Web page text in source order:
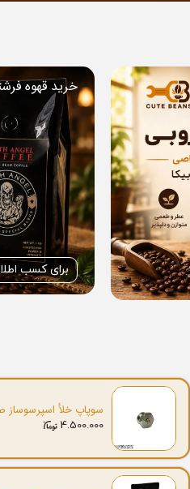
خرید قهوه
برای کسب
سوپاپ خلأ اسپرسوساز
4.500.000